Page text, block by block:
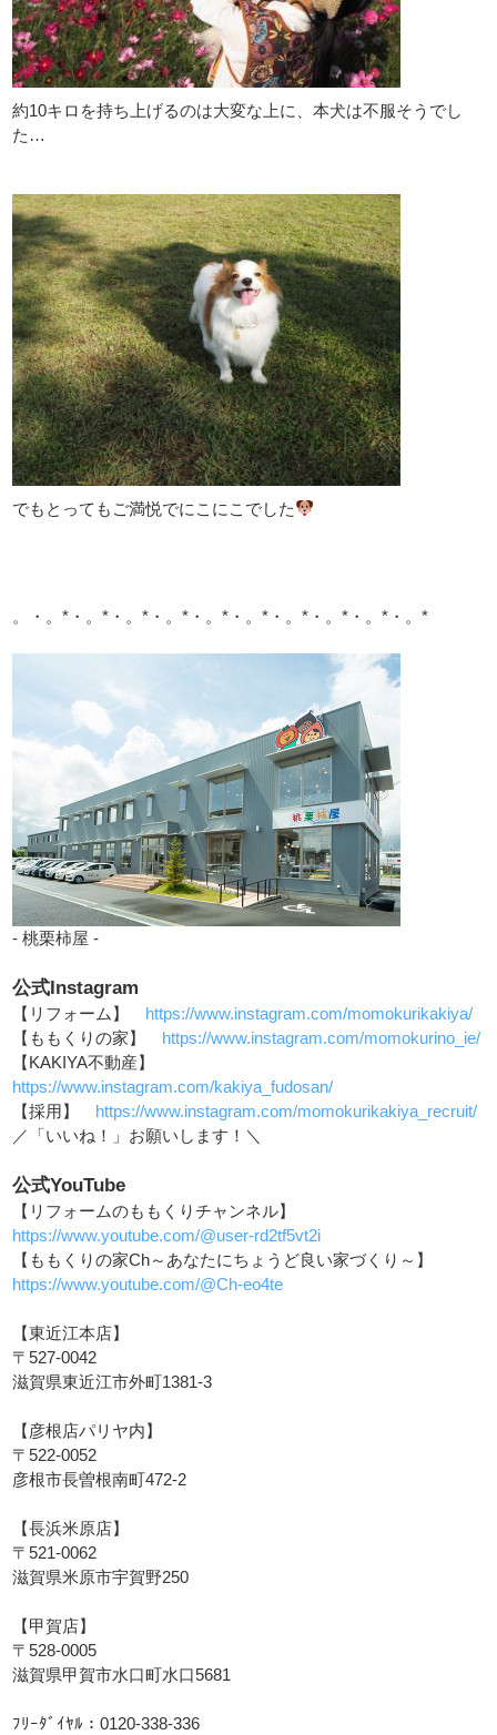
約10キロを持ち上げるのは大変な上に、本犬は不服そうでし
た…
でもとってもご満悦でにこにこでした
。・。*・。*・。*・。*・。*・。*・。*・。*・。*・。*
- 桃栗柿屋 -
公式Instagram
【リフォーム】
https://www.instagram.com/momokurikakiya/
【ももくりの家】
https://www.instagram.com/momokurino_ie/
【KAKIYA不動産】
https://www.instagram.com/kakiya_fudosan/
【採用】
https://www.instagram.com/momokurikakiya_recruit/
／「いいね！」お願いします！＼
公式YouTube
【リフォームのももくりチャンネル】
https://www.youtube.com/@user-rd2tf5vt2i
【ももくりの家Ch～あなたにちょうど良い家づくり～】
https://www.youtube.com/@Ch-eo4te
【東近江本店】
〒527-0042
滋賀県東近江市外町1381-3
【彦根店パリヤ内】
〒522-0052
彦根市長曽根南町472-2
【長浜米原店】
〒521-0062
滋賀県米原市宇賀野250
【甲賀店】
〒528-0005
滋賀県甲賀市水口町水口5681
ﾌﾘｰﾀﾞｲﾔﾙ：0120-338-336